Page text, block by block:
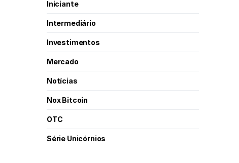
Iniciante
Intermediário
Investimentos
Mercado
Notícias
Nox Bitcoin
OTC
Série Unicórnios